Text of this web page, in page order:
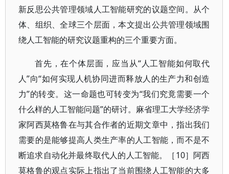
新反思公共管理领域人工智能研究的议题空间。从个
体、组织、全球三个层面，本文提出公共管理领域围
绕人工智能的研究议题重构的三个重要方面。
首先，在个体层面，应当从“人工智能如何取代
人”向“如何实现人机协同进而释放人的生产力和创造
力”的转变。这一命题也可转变为“我们究竟需要一个
什么样的人工智能问题”的研讨。麻省理工大学经济学
家阿西莫格鲁在与其合作者的近期文章中，指出我们
需要的是能够提高人类生产率的人工智能，而不是不
断追求自动化并最终取代人的人工智能。［10］阿西
莫格鲁的观点实际上指出了当前围绕人工智能的大多